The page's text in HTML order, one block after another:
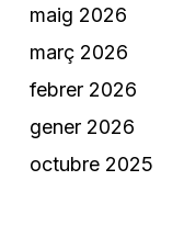
maig 2026
març 2026
febrer 2026
gener 2026
octubre 2025